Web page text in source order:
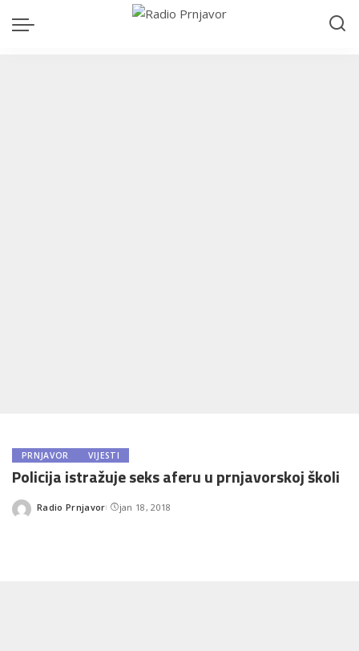
PRNJAVOR VIJESTI
Policija istražuje seks aferu u prnjavorskoj školi
Posted
Radio Prnjavor jan 18, 2018